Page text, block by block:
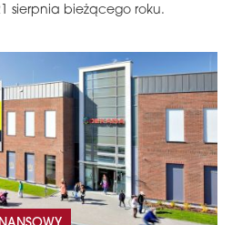
sierpnia bieżącego roku.